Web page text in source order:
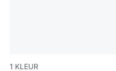
1 KLEUR